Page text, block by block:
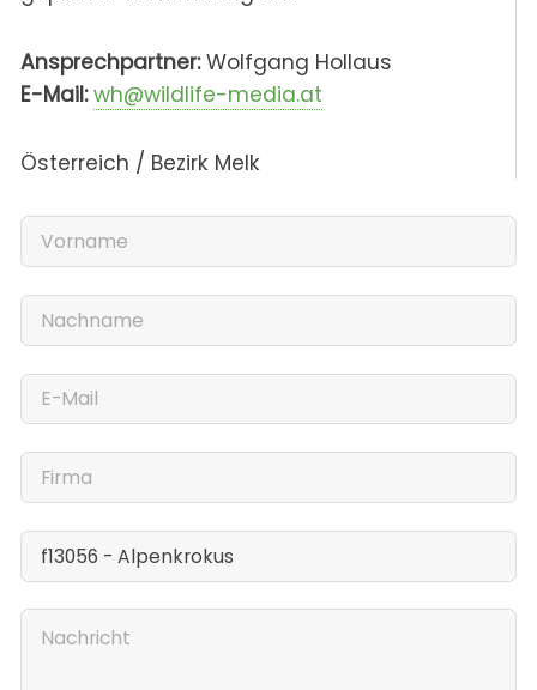
Ansprechpartner:Wolfgang Hollaus
E-Mail: wh@wildlife-media.at
Österreich / Bezirk Melk